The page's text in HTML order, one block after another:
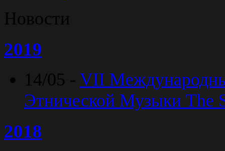
Новости
2019
14/05 - VII
Этнической Музыки The
2018